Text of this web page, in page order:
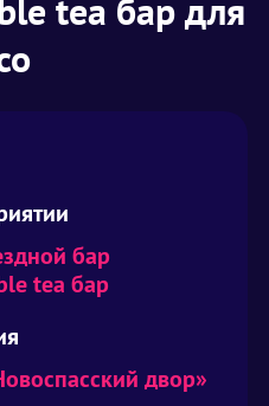
tea бар для
бар
tea бар
двор»